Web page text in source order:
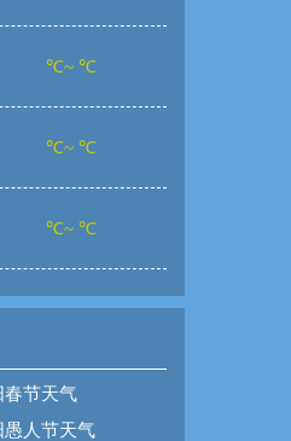
℃~ ℃
℃~ ℃
℃~ ℃
春节天气
愚人节天气